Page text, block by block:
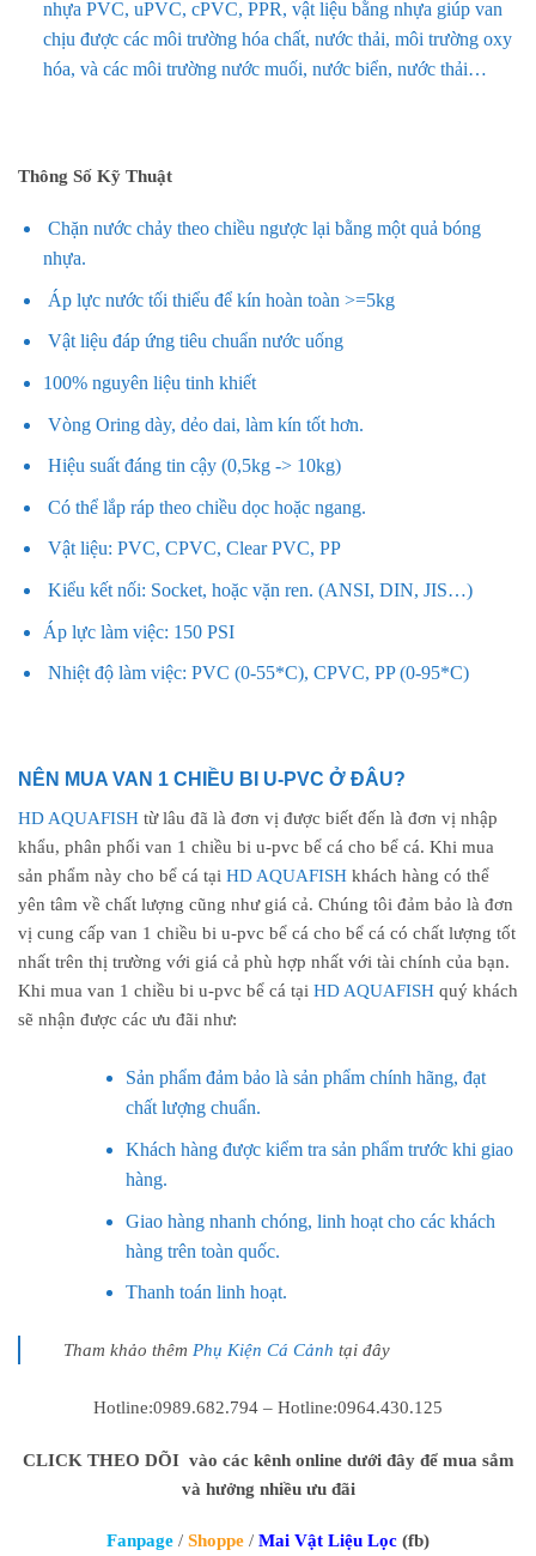
nhựa PVC, uPVC, cPVC, PPR, vật liệu bằng nhựa giúp van
chịu được các môi trường hóa chất, nước thải, môi trường oxy
hóa, và các môi trường nước muối, nước biển, nước thải…
Thông Số Kỹ Thuật
Chặn nước chảy theo chiều ngược lại bằng một quả bóng
nhựa.
Áp lực nước tối thiểu để kín hoàn toàn >=5kg
Vật liệu đáp ứng tiêu chuẩn nước uống
100% nguyên liệu tinh khiết
Vòng Oring dày, dẻo dai, làm kín tốt hơn.
Hiệu suất đáng tin cậy (0,5kg -> 10kg)
Có thể lắp ráp theo chiều dọc hoặc ngang.
Vật liệu: PVC, CPVC, Clear PVC, PP
Kiểu kết nối: Socket, hoặc vặn ren. (ANSI, DIN, JIS…)
Áp lực làm việc: 150 PSI
Nhiệt độ làm việc: PVC (0-55*C), CPVC, PP (0-95*C)
NÊN MUA VAN 1 CHIỀU BI U-PVC Ở ĐÂU?
HD AQUAFISH từ lâu đã là đơn vị được biết đến là đơn vị nhập
khẩu, phân phối van 1 chiều bi u-pvc bể cá cho bể cá. Khi mua
sản phẩm này cho bể cá tại HD AQUAFISH khách hàng có thể
yên tâm về chất lượng cũng như giá cả. Chúng tôi đảm bảo là đơn
vị cung cấp van 1 chiều bi u-pvc bể cá cho bể cá có chất lượng tốt
nhất trên thị trường với giá cả phù hợp nhất với tài chính của bạn.
Khi mua van 1 chiều bi u-pvc bể cá tại HD AQUAFISH quý khách
sẽ nhận được các ưu đãi như:
Sản phẩm đảm bảo là sản phẩm chính hãng, đạt
chất lượng chuẩn.
Khách hàng được kiểm tra sản phẩm trước khi giao
hàng.
Giao hàng nhanh chóng, linh hoạt cho các khách
hàng trên toàn quốc.
Thanh toán linh hoạt.
Tham khảo thêm Phụ Kiện Cá Cảnh tại đây
Hotline:0989.682.794 – Hotline:0964.430.125
CLICK THEO DÕI vào các kênh online dưới đây để mua sắm
và hưởng nhiều ưu đãi
Fanpage / Shoppe / Mai Vật Liệu Lọc (fb)